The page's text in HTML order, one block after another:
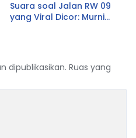
Suara soal Jalan RW 09
yang Viral Dicor: Murni
dipublikasikan. Ruas yang